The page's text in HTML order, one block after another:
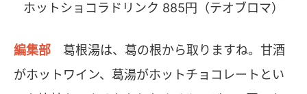
ホットショコラドリンク 885円（テオブロマ）
編集部
葛根湯は、葛の根から取りますね。甘酒
がホットワイン、葛湯がホットチョコレートとい